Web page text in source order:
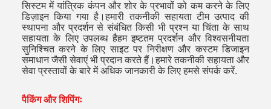
सिस्टम में यांत्रिक कंपन और शोर के प्रभावों को कम करने के लिए
डिज़ाइन किया गया है।हमारी तकनीकी सहायता टीम उत्पाद की
स्थापना और प्रदर्शन से संबंधित किसी भी प्रश्न या चिंता के साथ
सहायता के लिए उपलब्ध हैहम इष्टतम प्रदर्शन और विश्वसनीयता
सुनिश्चित करने के लिए साइट पर निरीक्षण और कस्टम डिजाइन
समाधान जैसी सेवाएं भी प्रदान करते हैं।हमारे तकनीकी सहायता और
सेवा प्रस्तावों के बारे में अधिक जानकारी के लिए हमसे संपर्क करें.
पैकिंग और शिपिंगः